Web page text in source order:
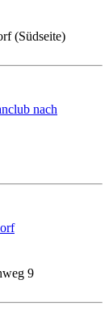
(Südseite)
nach
9